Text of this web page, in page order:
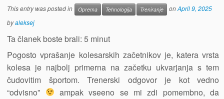
This entry was posted in Oprema Tehnologija Treniranje onApril 9, 2025
byaleksej
Ta članek boste brali: 5 minut
Pogosto vprašanje kolesarskih začetnikov je, katera vrsta
kolesa je najbolj primerna na začetku ukvarjanja s tem
čudovitim športom. Trenerski odgovor je kot vedno
“odvisno”
ampak vseeno se mi zdi pomembno, da